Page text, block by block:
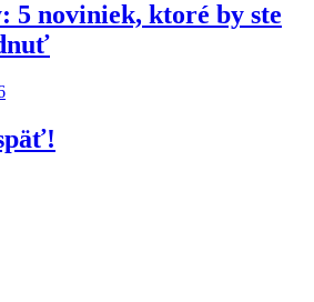
5 noviniek, ktoré by ste